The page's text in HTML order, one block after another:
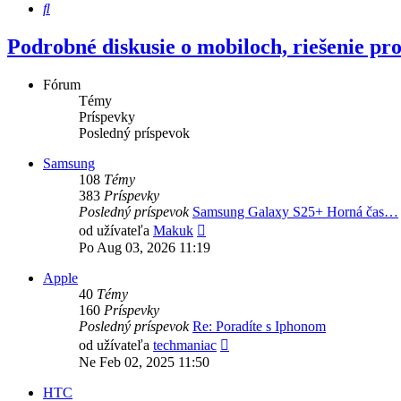
Hľadať
Podrobné diskusie o mobiloch, riešenie
Fórum
Témy
Príspevky
Posledný príspevok
Samsung
108 Témy
383 Príspevky
Posledný príspevok Samsung Galaxy S25+ Horná čas…
od užívateľa Makuk
posledný
Po Aug 03, 2026 11:19
Apple
40 Témy
160 Príspevky
Posledný príspevok Re: Poradíte s Iphonom
od užívateľa techmaniac
Ne Feb 02, 2025 11:50
HTC